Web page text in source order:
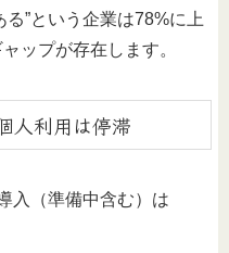
”という企業は78%に上
ップが存在します。
人利用は停滞
入（準備中含む）は